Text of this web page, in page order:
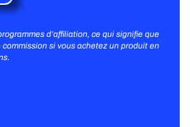
d’affiliation, ce qui signifie que
si vous achetez un produit en